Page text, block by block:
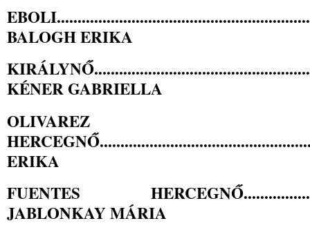
BALOGH ERIKA
KÉNER GABRIELLA
OLIVAREZ
ERIKA
FUENTES
JABLONKAY MÁRIA